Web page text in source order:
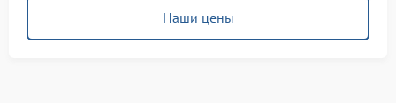
Наши цены